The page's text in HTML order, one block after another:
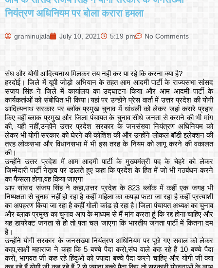
नियंत्रण अधिनियम पर बोला करारा हमला
graminujala July 10, 2021 5:19 pm No Comments
संघ और योगी आदित्यनाथ मिलकर तय नही कर पा रहे कि करना क्या है?
हरदोई। जिले में यूपी जोड़ो अभियान के तहत आम आदमी पार्टी के राज्यसभा सांसद
संजय सिंह ने जिले में कार्यालय का उद्घाटन किया और आम आदमी पार्टी के
कार्यकर्ताओं को संबोधित भी किया।यहां पर उन्होंने प्रेस वार्ता में उत्तर प्रदेश की योगी
आदित्यनाथ सरकार पर ब्लॉक प्रमुख चुनाव में धांधली को लेकर जहां करारे प्रहार
किए वहीं ब्लाक प्रमुख और जिला पंचायत के चुनाव सीधे जनता से कराने की भी मांग
की, यही नहीं,उन्होंने उत्तर प्रदेश सरकार के जनसंख्या नियंत्रण अधिनियम को
लेकर भी योगी सरकार को घेरने की कोशिश की और उन्होंने लोकल बॉडी इलेक्शन की
तरह लोकसभा और विधानसभा में भी इस तरह के नियम को लागू करने की वकालत
की।
उन्होंने उत्तर प्रदेश में आम आदमी पार्टी के मुख्यमंत्री पद के चेहरे को लेकर
जिम्मेदारी पार्टी नेतृत्व पर डालते हुए कहा कि प्रदेश के हित में जो भी गठबंधन करने
का फैसला होगा,वह किया जाएगा
आप सांसद संजय सिंह ने कहा,उत्तर प्रदेश के 823 ब्लॉक में कहीं एक जगह भी
निष्पक्षता से चुनाव नहीं हो रहा है कहीं महिला का कपड़ा फटा जा रहा है कहीं प्रत्याशी
का अपहरण किया जा रहा है कहीं गोली कांड हो रहा है।जिला पंचायत अध्यक्ष का चुनाव
और ब्लाक प्रमुख का चुनाव आप के माध्यम से मैं मांग करता हूं कि रद्द होना चाहिए और
यह डायरेक्ट जनता से हो तो पता चल जाएगा कि भारतीय जनता पार्टी में कितना दम
है।
उन्होंने योगी सरकार के जनसख्या नियंत्रण अधिनियम पर पूछे गए सवाल को लेकर
कहा,साक्षी महाराज ने कहा कि 5 बच्चे पैदा करो,संघ वाले कह रहे हैं 10 बच्चे पैदा
करो, भागवत जी कह रहे हिंदुओं को ज्यादा बच्चे पैदा करने चाहिए और योगी जी क्या